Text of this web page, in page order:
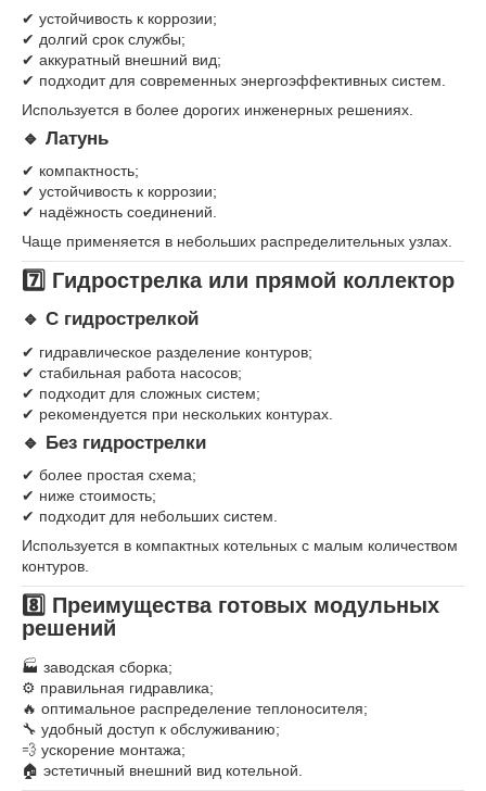
✔ устойчивость к коррозии;
✔ долгий срок службы;
✔ аккуратный внешний вид;
✔ подходит для современных энергоэффективных систем.
Используется в более дорогих инженерных решениях.
🔹 Латунь
✔ компактность;
✔ устойчивость к коррозии;
✔ надёжность соединений.
Чаще применяется в небольших распределительных узлах.
7️⃣ Гидрострелка или прямой коллектор
🔹 С гидрострелкой
✔ гидравлическое разделение контуров;
✔ стабильная работа насосов;
✔ подходит для сложных систем;
✔ рекомендуется при нескольких контурах.
🔹 Без гидрострелки
✔ более простая схема;
✔ ниже стоимость;
✔ подходит для небольших систем.
Используется в компактных котельных с малым количеством
контуров.
8️⃣ Преимущества готовых модульных
решений
🏭 заводская сборка;
⚙ правильная гидравлика;
🔥 оптимальное распределение теплоносителя;
🔧 удобный доступ к обслуживанию;
💨 ускорение монтажа;
🏠 эстетичный внешний вид котельной.